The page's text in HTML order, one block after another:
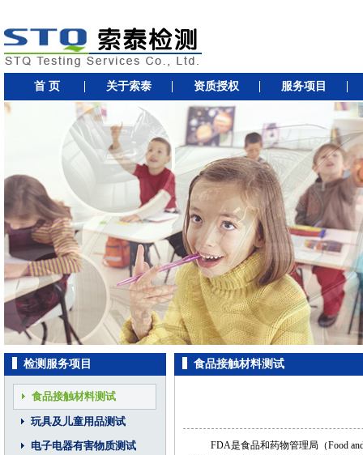
首 页 关于索泰 资质授权 服务项目
检测服务项目
食品接触材料测试
玩具及儿童用品测试
电子电器有害物质测试
食品接触材料测试
FDA是食品和药物管理局（Food